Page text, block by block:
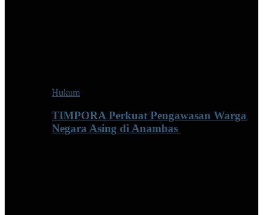
Hukum
TIMPORA Perkuat Pengawasan Warga
Negara Asing di Anambas ‎